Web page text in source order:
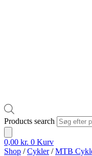
Products search
0,00 kr. 0 Kurv
Shop /Cykler/MTB